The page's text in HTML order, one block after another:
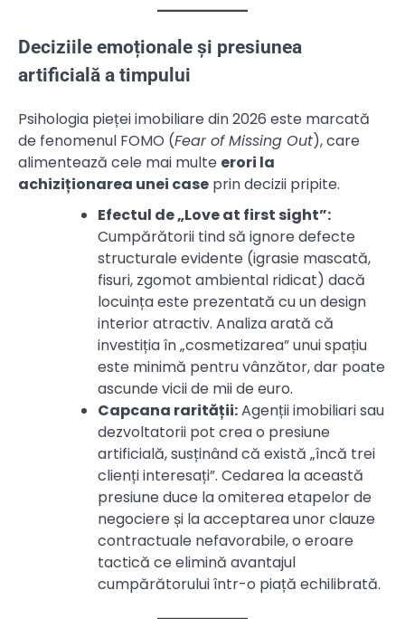
Deciziile emoționale și presiunea
artificială a timpului
Psihologia pieței imobiliare din 2026 este marcată
de fenomenul FOMO (Fear of Missing Out), care
alimentează cele mai multe erori la
achiziționarea unei case prin decizii pripite.
Efectul de „Love at first sight”:
Cumpărătorii tind să ignore defecte
structurale evidente (igrasie mascată,
fisuri, zgomot ambiental ridicat) dacă
locuința este prezentată cu un design
interior atractiv. Analiza arată că
investiția în „cosmetizarea” unui spațiu
este minimă pentru vânzător, dar poate
ascunde vicii de mii de euro.
Capcana rarității:Agenții imobiliari sau
dezvoltatorii pot crea o presiune
artificială, susținând că există „încă trei
clienți interesați”. Cedarea la această
presiune duce la omiterea etapelor de
negociere și la acceptarea unor clauze
contractuale nefavorabile, o eroare
tactică ce elimină avantajul
cumpărătorului într-o piață echilibrată.